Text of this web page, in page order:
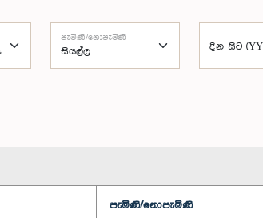
පැමිණි/නොපැමිණි
දින සිට
පැමිණි/නොපැමිණි